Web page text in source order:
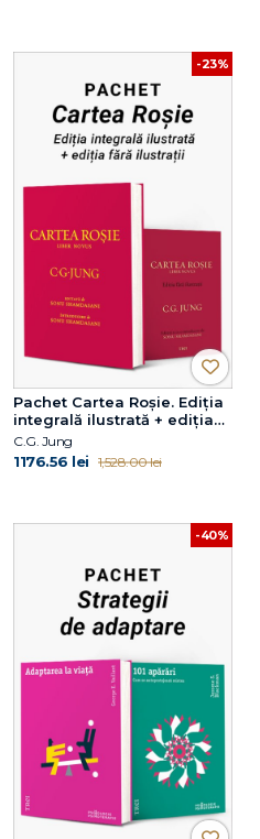
-23%
Pachet Cartea Roșie. Ediția
integrală ilustrată + ediția
fără ilustrații
C.G. Jung
1176.56 lei 1,528.00 lei
-40%